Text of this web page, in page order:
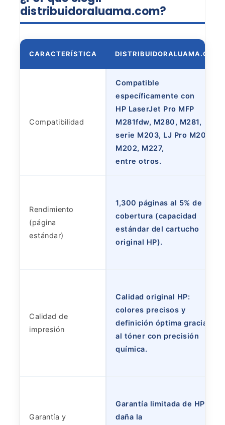
distribuidoraluama.com?
CARACTERÍSTICA DISTRIBUIDORALUAMA.COM
Compatibilidad
Compatible
específicamente con
HP LaserJet Pro MFP
M281fdw, M280, M281,
serie M203, LJ Pro M201,
M202, M227,
entre otros.
Rendimiento
(página
estándar)
1,300 páginas al 5% de
cobertura (capacidad
estándar del cartucho
original HP).
Calidad de
impresión
Calidad original HP:
colores precisos y
definición óptima gracias
al tóner con precisión
química.
Garantía y
Garantía limitada de HP. No
daña la